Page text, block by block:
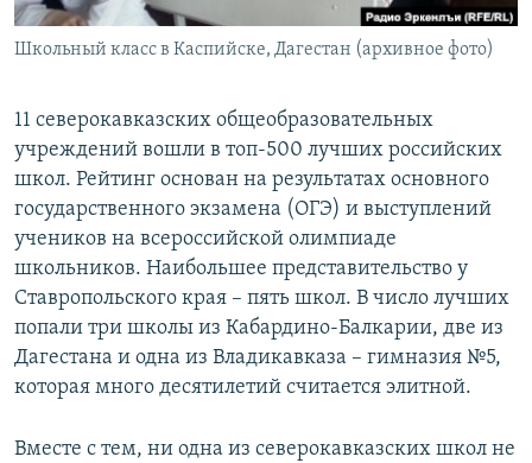
Все сайты РСЕ/РС
Школьный класс в Каспийске, Дагестан (архивное фото)
11 северокавказских общеобразовательных
учреждений вошли в топ-500 лучших российских
школ. Рейтинг основан на результатах основного
государственного экзамена (ОГЭ) и выступлений
учеников на всероссийской олимпиаде
школьников. Наибольшее представительство у
Ставропольского края – пять школ. В число лучших
попали три школы из Кабардино-Балкарии, две из
Дагестана и одна из Владикавказа – гимназия №5,
которая много десятилетий считается элитной.
Вместе с тем, ни одна из северокавказских школ не